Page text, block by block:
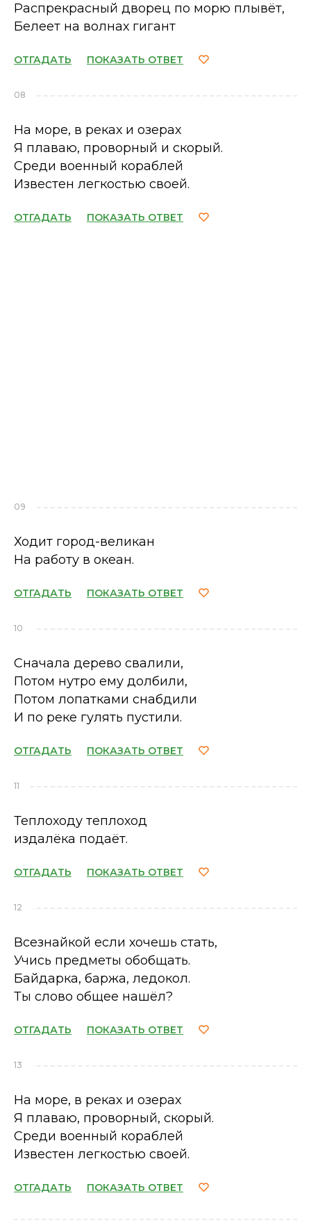
Распрекрасный дворец по морю плывёт,
Белеет на волнах гигант
ОТГАДАТЬ ПОКАЗАТЬ ОТВЕТ
08
На море, в реках и озерах
Я плаваю, проворный и скорый.
Среди военный кораблей
Известен легкостью своей.
ОТГАДАТЬ ПОКАЗАТЬ ОТВЕТ
09
Ходит город-великан
На работу в океан.
ОТГАДАТЬ ПОКАЗАТЬ ОТВЕТ
10
Сначала дерево свалили,
Потом нутро ему долбили,
Потом лопатками снабдили
И по реке гулять пустили.
ОТГАДАТЬ ПОКАЗАТЬ ОТВЕТ
11
Теплоходу теплоход
издалёка подаёт.
ОТГАДАТЬ ПОКАЗАТЬ ОТВЕТ
12
Всезнайкой если хочешь стать,
Учись предметы обобщать.
Байдарка, баржа, ледокол.
Ты слово общее нашёл?
ОТГАДАТЬ ПОКАЗАТЬ ОТВЕТ
13
На море, в реках и озерах
Я плаваю, проворный, скорый.
Среди военный кораблей
Известен легкостью своей.
ОТГАДАТЬ ПОКАЗАТЬ ОТВЕТ